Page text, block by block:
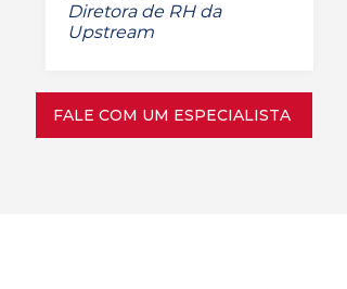
Diretora de RH da
Upstream
FALE COM UM ESPECIALISTA